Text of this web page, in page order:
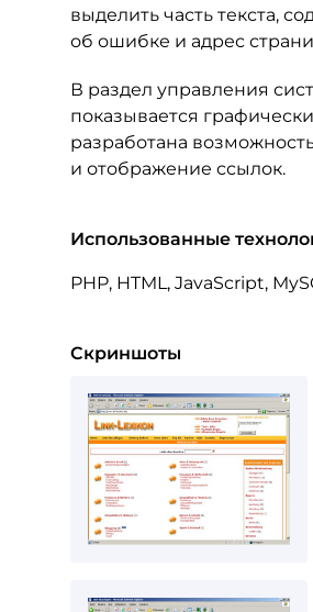
выделить часть текста,
об ошибке и адрес
В раздел управления
показывается
разработана
и отображение ссылок.
Использованные
PHP, HTML, JavaScript,
Скриншоты